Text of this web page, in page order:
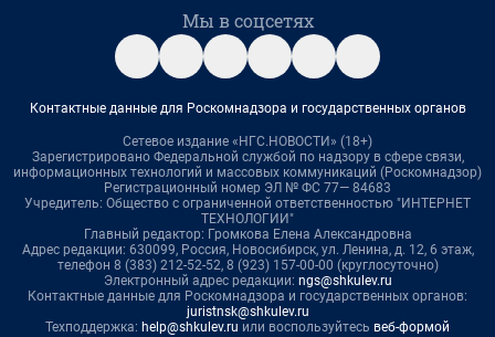
Мы в соцсетях
Контактные данные для Роскомнадзора и государственных органов
Сетевое издание «НГС.НОВОСТИ» (18+)
Зарегистрировано Федеральной службой по надзору в сфере связи,
информационных технологий и массовых коммуникаций (Роскомнадзор)
Регистрационный номер ЭЛ № ФС 77— 84683
Учредитель: Общество с ограниченной ответственностью "ИНТЕРНЕТ
ТЕХНОЛОГИИ"
Главный редактор: Громкова Елена Александровна
Адрес редакции: 630099, Россия, Новосибирск, ул. Ленина, д. 12, 6 этаж,
телефон 8 (383) 212-52-52, 8 (923) 157-00-00 (круглосуточно)
Электронный адрес редакции: ngs@shkulev.ru
Контактные данные для Роскомнадзора и государственных органов:
juristnsk@shkulev.ru
Техподдержка: help@shkulev.ru или воспользуйтесь веб-формой